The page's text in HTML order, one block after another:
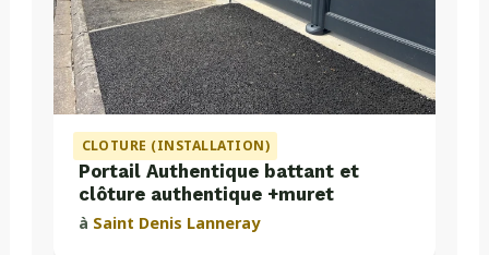
CLOTURE (INSTALLATION)
Portail Authentique battant et
clôture authentique +muret
à Saint Denis Lanneray